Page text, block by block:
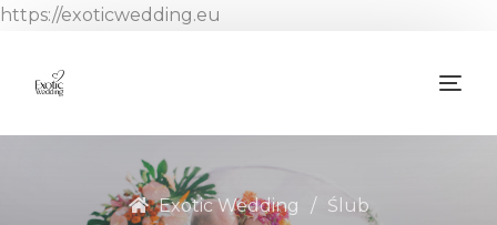
https://exoticwedding.eu
Exotic Wedding
Ślub